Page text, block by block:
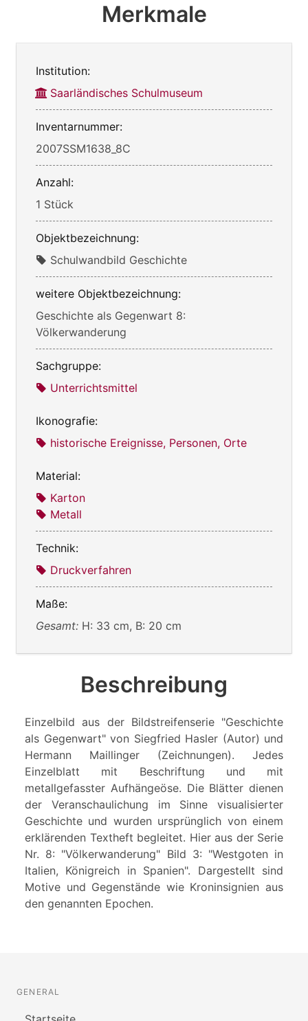
Merkmale
Institution:
Saarländisches Schulmuseum
Inventarnummer:
2007SSM1638_8C
Anzahl:
1 Stück
Objektbezeichnung:
Schulwandbild Geschichte
weitere Objektbezeichnung:
Geschichte als Gegenwart 8:
Völkerwanderung
Sachgruppe:
Unterrichtsmittel
Ikonografie:
historische Ereignisse, Personen, Orte
Material:
Karton
Metall
Technik:
Druckverfahren
Maße:
Gesamt: H: 33 cm, B: 20 cm
Beschreibung
Einzelbild aus der Bildstreifenserie "Geschichte
als Gegenwart" von Siegfried Hasler (Autor) und
Hermann Maillinger (Zeichnungen). Jedes
Einzelblatt mit Beschriftung und mit
metallgefasster Aufhängeöse. Die Blätter dienen
der Veranschaulichung im Sinne visualisierter
Geschichte und wurden ursprünglich von einem
erklärenden Textheft begleitet. Hier aus der Serie
Nr. 8: "Völkerwanderung" Bild 3: "Westgoten in
Italien, Königreich in Spanien". Dargestellt sind
Motive und Gegenstände wie Kroninsignien aus
den genannten Epochen.
GENERAL